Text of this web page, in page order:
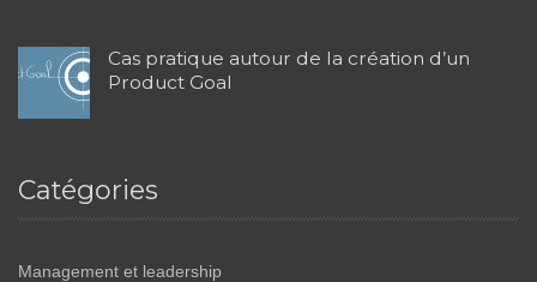
Cas pratique autour de la création d’un
Product Goal
Catégories
Management et leadership